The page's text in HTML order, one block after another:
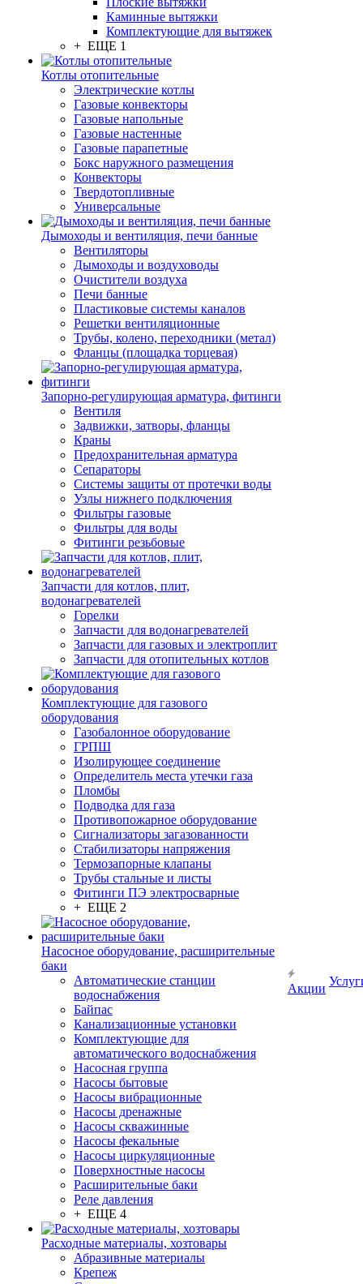
Каминные вытяжки
Комплектующие для вытяжек
+ ЕЩЕ 1
Котлы отопительные
Электрические котлы
Газовые конвекторы
Газовые напольные
Газовые настенные
Газовые парапетные
Бокс наружного размещения
Конвекторы
Твердотопливные
Универсальные
Дымоходы и вентиляция, печи банные
Вентиляторы
Дымоходы и воздуховоды
Очистители воздуха
Печи банные
Пластиковые системы каналов
Решетки вентиляционные
Трубы, колено, переходники (метал)
Фланцы (площадка торцевая)
Запорно-регулирующая арматура, фитинги
Вентиля
Задвижки, затворы, фланцы
Краны
Предохранительная арматура
Сепараторы
Системы защиты от протечки воды
Узлы нижнего подключения
Фильтры газовые
Фильтры для воды
Фитинги резьбовые
Запчасти для котлов, плит,
водонагревателей
Горелки
Запчасти для водонагревателей
Запчасти для газовых и электроплит
Запчасти для отопительных котлов
Комплектующие для газового
оборудования
Газобалонное оборудование
ГРПШ
Изолирующее соединение
Определитель места утечки газа
Пломбы
Подводка для газа
Противопожарное оборудование
Сигнализаторы загазованности
Стабилизаторы напряжения
Термозапорные клапаны
Трубы стальные и листы
Фитинги ПЭ электросварные
+ ЕЩЕ 2
Насосное оборудование, расширительные
баки
Автоматические станции
водоснабжения
Байпас
Канализационные установки
Комплектующие для
автоматического водоснабжения
Насосная группа
Насосы бытовые
Насосы вибрационные
Насосы дренажные
Насосы скважинные
Насосы фекальные
Насосы циркуляционные
Поверхностные насосы
Расширительные баки
Реле давления
+ ЕЩЕ 4
Расходные материалы, хозтовары
Абразивные материалы
Крепеж
Акции